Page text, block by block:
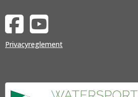
Privacyreglement